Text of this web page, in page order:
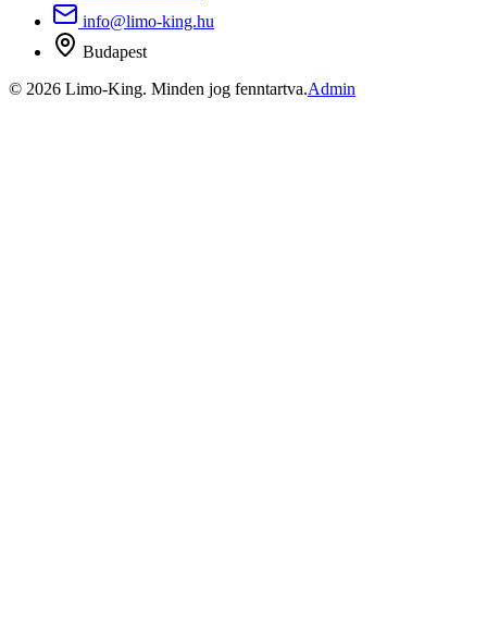
info@limo-king.hu
Budapest
© 2026 Limo-King. Minden jog fenntartva.Admin